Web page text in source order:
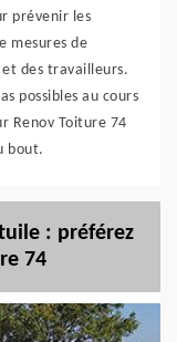
prévenir les
mesures de
des travailleurs.
possibles au cours
Renov Toiture 74
bout.
: préférez
74